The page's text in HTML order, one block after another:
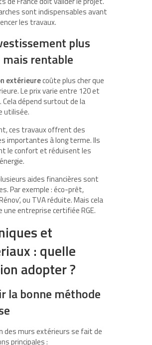
sont indispensables avant
les travaux.
plus
mais rentable
extérieurecoûte plus cher que
Le prix varie entre 120 et
Cela dépend surtout de la
utilisée.
ces travaux offrent des
importantes à long terme. Ils
le confort et réduisent les
aides financières sont
Par exemple : éco-prêt,
ou TVA réduite. Mais cela
une entreprise certifiée RGE.
et
: quelle
adopter ?
la bonne méthode
des murs extérieurs se fait de
principales :